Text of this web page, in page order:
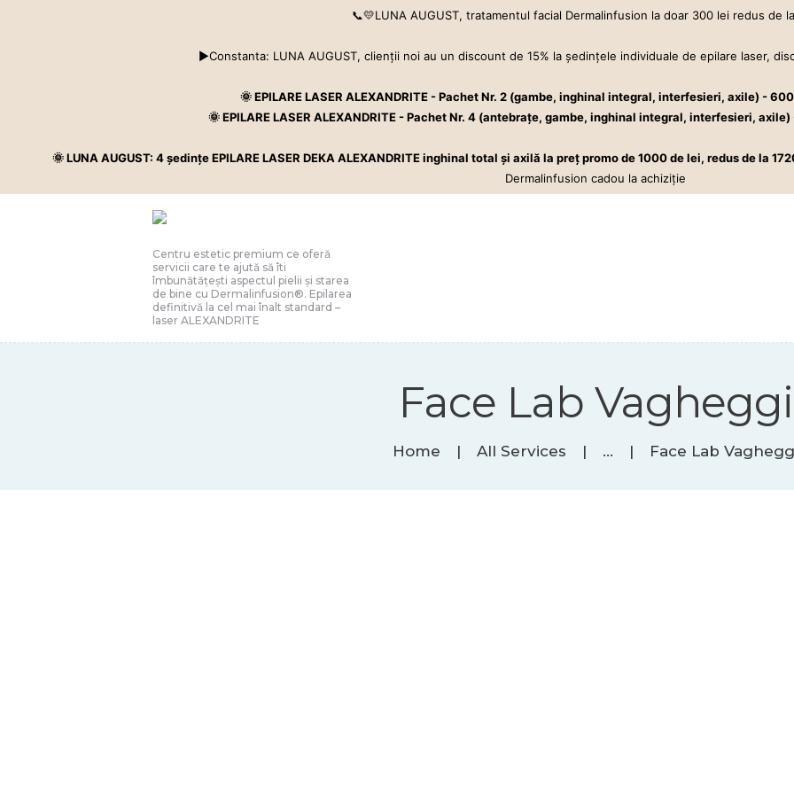
📞💛LUNA AUGUST, tratamentul facial Dermalinfusion la doar 300 lei redus de
▶Constanta: LUNA AUGUST, clienţii noi au un discount de 15% la şedinţele individuale de epilare laser,
🌞 EPILARE LASER ALEXANDRITE - Pachet Nr. 2 (gambe, inghinal integral, interfesieri, axile) -
🌞 EPILARE LASER ALEXANDRITE - Pachet Nr. 4 (antebraţe, gambe, inghinal integral, interfesieri,
🌞 LUNA AUGUST: 4 şedinţe EPILARE LASER DEKA ALEXANDRITE inghinal total şi axilă la preţ promo de 1000 de lei, redus de la
Dermalinfusion cadou la achiziţie
Centru estetic premium ce oferă
servicii care te ajută să îti
îmbunătățești aspectul pielii și starea
de bine cu Dermalinfusion®️. Epilarea
definitivă la cel mai înalt standard –
laser ALEXANDRITE
Face Lab Vagheggi
Home All Services ... Face Lab